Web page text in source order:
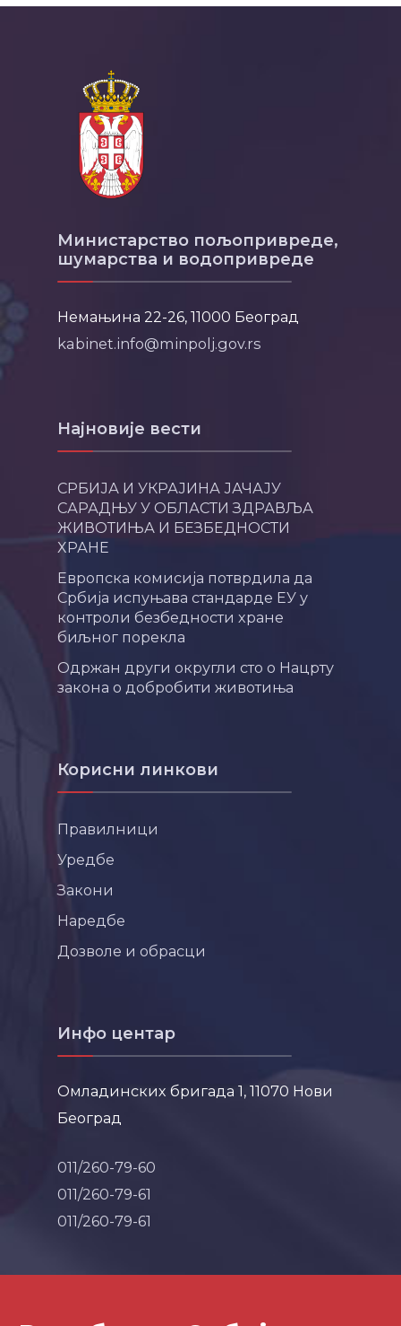
Министарство пољопривреде,
шумарства и водопривреде
Немањина 22-26, 11000 Београд
kabinet.info@minpolj.gov.rs
Најновије вести
СРБИЈА И УКРАЈИНА ЈАЧАЈУ
САРАДЊУ У ОБЛАСТИ ЗДРАВЉА
ЖИВОТИЊА И БЕЗБЕДНОСТИ
ХРАНЕ
Европска комисија потврдила да
Србија испуњава стандарде ЕУ у
контроли безбедности хране
биљног порекла
Одржан други округли сто о Нацрту
закона о добробити животиња
Корисни линкови
Правилници
Уредбе
Закони
Наредбе
Дозволе и обрасци
Инфо центар
Омладинских бригада 1, 11070 Нови
Београд
011/260-79-60
011/260-79-61
011/260-79-61